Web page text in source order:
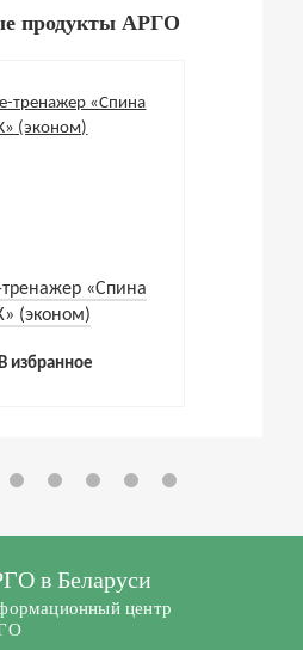
продукты АРГО
«Спина
(эконом)
В избранное
в Беларуси
центр